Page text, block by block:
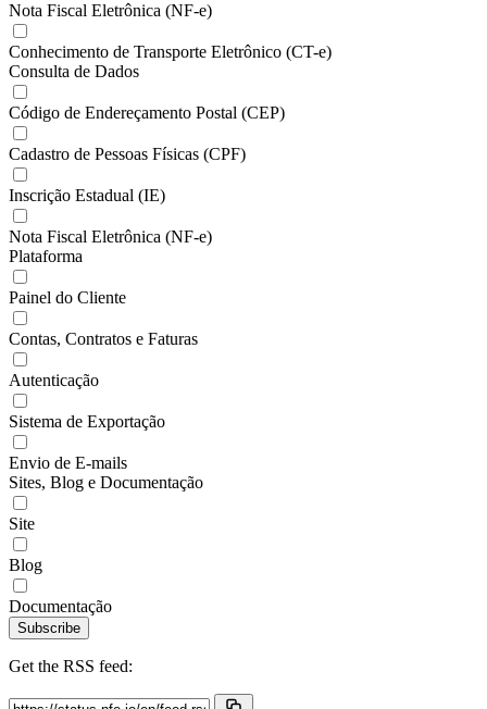
Nota Fiscal Eletrônica (NF-e)
Conhecimento de Transporte Eletrônico (CT-e)
Consulta de Dados
Código de Endereçamento Postal (CEP)
Cadastro de Pessoas Físicas (CPF)
Inscrição Estadual (IE)
Nota Fiscal Eletrônica (NF-e)
Plataforma
Painel do Cliente
Contas, Contratos e Faturas
Autenticação
Sistema de Exportação
Envio de E-mails
Sites, Blog e Documentação
Site
Blog
Documentação
Subscribe
Get the RSS feed: